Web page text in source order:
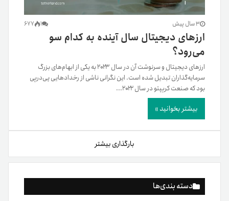
دسته بندی‌ها
3 سال پیش 1
677
ارزهای دیجیتال سال آینده به کدام سو
می‌رود؟
ارزهای دیجیتال و سرنوشت آن در سال ۲۰۲۳ به یکی از ابهام‌های بزرگ
سرما‌یه‌گذاران تبدیل شده است. این نگرانی ناشی از رخدادهایی پی‌در‌پی
بود که صنعت کریپتو در سال ۲۰۲۲...
بیشتر بخوانید »
بارگذاری بیشتر